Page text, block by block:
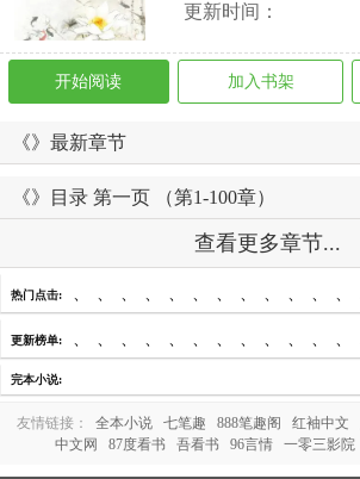
更新时间：
开始阅读 加入书架
《》最新章节
《》目录 第一页 （第1-100章）
查看更多章节...
热门点击: 、 、 、 、 、 、 、 、 、 、 、 、
更新榜单: 、 、 、 、 、 、 、 、 、 、 、 、
完本小说:
友情链接： 全本小说 七笔趣 888笔趣阁 红袖中文
中文网
87度看书 吾看书 96言情 一零三影院